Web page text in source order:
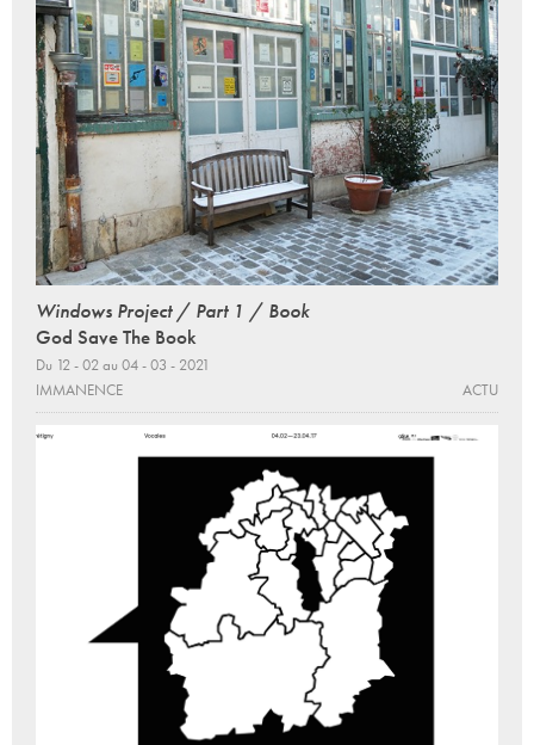
Windows Project / Part 1 / Book
God Save The Book
Du 12 - 02 au 04 - 03 - 2021
IMMANENCE
ACTU